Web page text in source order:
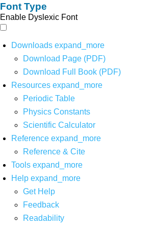
Font Type
Enable Dyslexic Font
Downloads expand_more
Download Page (PDF)
Download Full Book (PDF)
Resources expand_more
Periodic Table
Physics Constants
Scientific Calculator
Reference expand_more
Reference & Cite
Tools expand_more
Help expand_more
Get Help
Feedback
Readability